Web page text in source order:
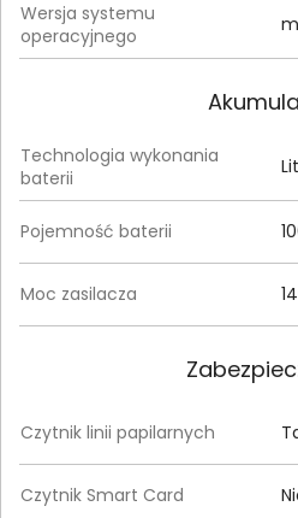
Wersja systemu
operacyjnego
Technologia wykonania
baterii
Pojemność baterii
Moc zasilacza
Czytnik linii papilarnych
Czytnik Smart Card